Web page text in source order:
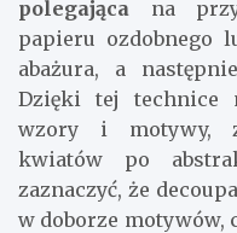
polegająca na
papieru ozdobnego
abażura, a
Dzięki tej technice
wzory i motywy,
kwiatów po
zaznaczyć, że
w doborze motywów,